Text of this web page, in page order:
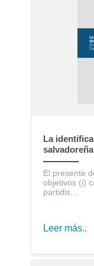
La
Electoral
El presente
objetivos (i)
partidis...
Leer más..